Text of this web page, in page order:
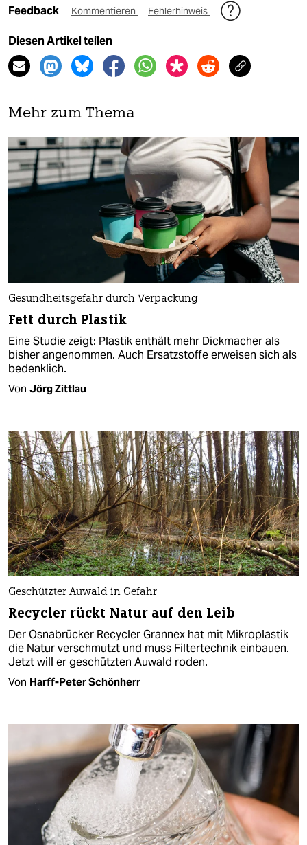
Feedback Kommentieren Fehlerhinweis
Diesen Artikel teilen
Mehr zum Thema
Gesundheitsgefahr durch Verpackung
Fett durch Plastik
Eine Studie zeigt: Plastik enthält mehr Dickmacher als
bisher angenommen. Auch Ersatzstoffe erweisen sich als
bedenklich.
Von Jörg Zittlau
Geschützter Auwald in Gefahr
Recycler rückt Natur auf den Leib
Der Osnabrücker Recycler Grannex hat mit Mikroplastik
die Natur verschmutzt und muss Filtertechnik einbauen.
Jetzt will er geschützten Auwald roden.
Von Harff-Peter Schönherr